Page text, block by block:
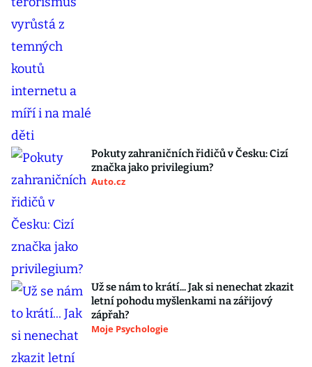
Pokuty zahraničních řidičů v Česku: Cizí
značka jako privilegium?
Auto.cz
Už se nám to krátí... Jak si nenechat zkazit
letní pohodu myšlenkami na zářijový
zápřah?
Moje Psychologie